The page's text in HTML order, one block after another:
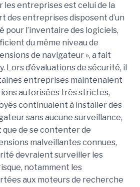
les entreprises est celui de la
des entreprises disposent d’un
pour l’inventaire des logiciels,
du même niveau de
de navigateur », a fait
Lors d’évaluations de sécurité, il
entreprises maintenaient
autorisées très strictes,
continuaient à installer des
sans aucune surveillance,
que de se contenter de
malveillantes connues,
devraient surveiller les
notamment les
aux moteurs de recherche